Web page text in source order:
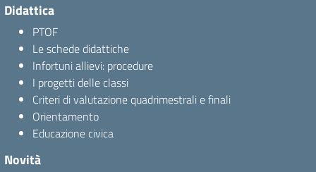
Didattica
PTOF
Le schede didattiche
Infortuni allievi: procedure
I progetti delle classi
Criteri di valutazione quadrimestrali e finali
Orientamento
Educazione civica
Novità